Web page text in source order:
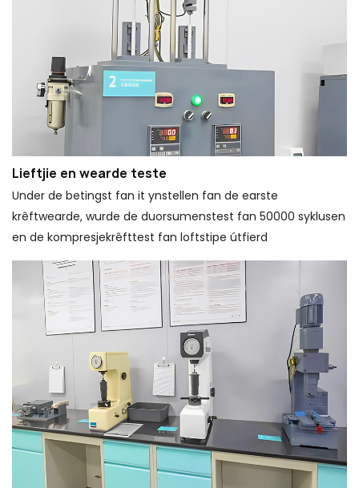
Lieftjie en wearde teste
Under de betingst fan it ynstellen fan de earste
krêftwearde, wurde de duorsumenstest fan 50000 syklusen
en de kompresjekrêfttest fan loftstipe útfierd